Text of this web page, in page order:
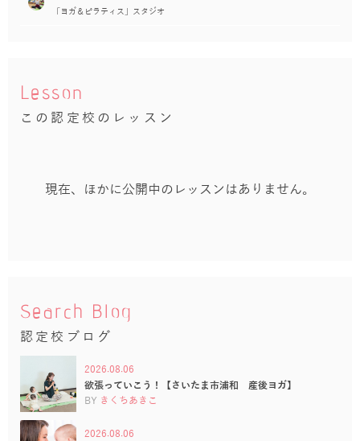
「ヨガ＆ピラティス」スタジオ
Lesson
この認定校のレッスン
現在、ほかに公開中のレッスンはありません。
Search Blog
認定校ブログ
2026.08.06
欲張っていこう！【さいたま市浦和 産後ヨガ】
BY きくちあきこ
2026.08.06